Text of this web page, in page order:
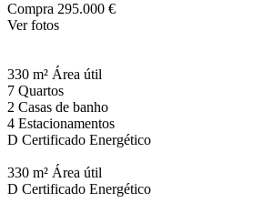
Compra 295.000 €
Ver fotos
330 m² Área útil
7 Quartos
2 Casas de banho
4 Estacionamentos
D Certificado Energético
330 m² Área útil
D Certificado Energético